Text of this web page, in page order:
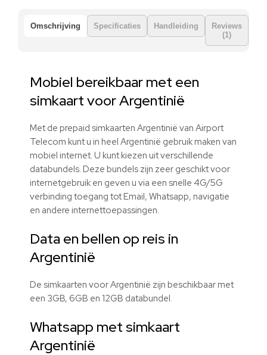
Omschrijving Specificaties Handleiding
Reviews
(1)
Mobiel bereikbaar met een
simkaart voor Argentinië
Met de prepaid simkaarten Argentinië van Airport
Telecom kunt u in heel Argentinië gebruik maken van
mobiel internet. U kunt kiezen uit verschillende
databundels. Deze bundels zijn zeer geschikt voor
internetgebruik en geven u via een snelle 4G/5G
verbinding toegang tot Email, Whatsapp, navigatie
en andere internettoepassingen.
Data en bellen op reis in
Argentinië
De simkaarten voor Argentinië zijn beschikbaar met
een 3GB, 6GB en 12GB databundel.
Whatsapp met simkaart
Argentinië